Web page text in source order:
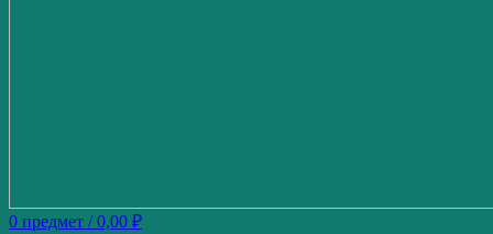
0 предмет / 0,00 ₽